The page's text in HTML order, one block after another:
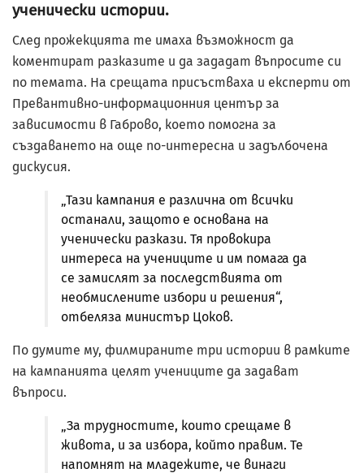
ученически истории.
След прожекцията те имаха възможност да
коментират разказите и да зададат въпросите си
по темата. На срещата присъстваха и експерти от
Превантивно-информационния център за
зависимости в Габрово, което помогна за
създаването на още по-интересна и задълбочена
дискусия.
„Тази кампания е различна от всички
останали, защото е основана на
ученически разкази. Тя провокира
интереса на учениците и им помага да
се замислят за последствията от
необмислените избори и решения“,
отбеляза министър Цоков.
По думите му, филмираните три истории в рамките
на кампанията целят учениците да задават
въпроси.
„За трудностите, които срещаме в
живота, и за избора, който правим. Те
напомнят на младежите, че винаги